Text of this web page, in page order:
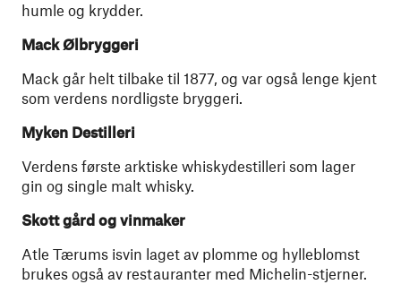
humle og krydder.
Mack Ølbryggeri
Mack går helt tilbake til 1877, og var også lenge kjent
som verdens nordligste bryggeri.
Myken Destilleri
Verdens første arktiske whiskydestilleri som lager
gin og single malt whisky.
Skott gård og vinmaker
Atle Tærums isvin laget av plomme og hylleblomst
brukes også av restauranter med Michelin-stjerner.